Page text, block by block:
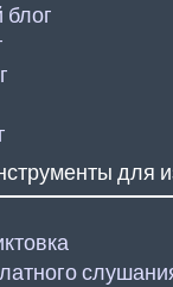
блог
для